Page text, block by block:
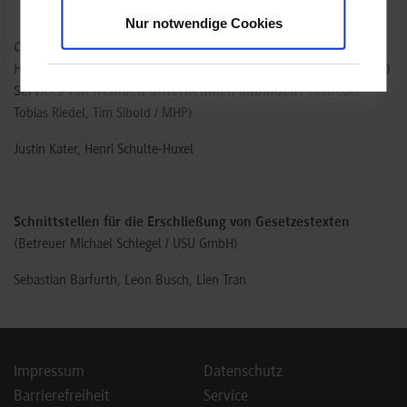
Nur notwendige Cookies
Connected Car APIs: Wie kann ein Automobilhersteller mit
Hilfe offener Connected Car APIs Mehrwert stiftende (Micro-)
Services von fremden Unternehmen anbinden?(Betreuer
Tobias Riedel, Tim Sibold / MHP)
Justin Kater, Henri Schulte-Huxel
Schnittstellen für die Erschließung von Gesetzestexten
(Betreuer Michael Schlegel / USU GmbH)
Sebastian Barfurth, Leon Busch, Lien Tran
Impressum
Datenschutz
Barrierefreiheit
Service